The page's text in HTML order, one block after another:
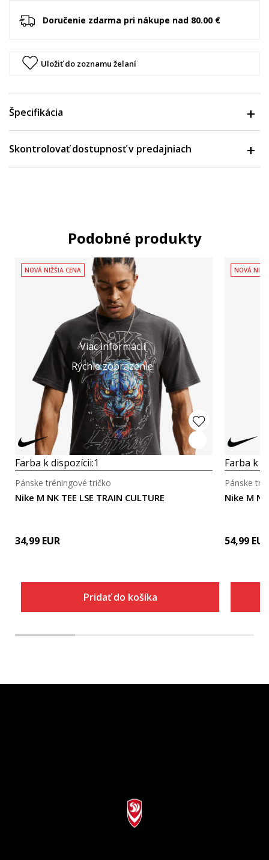
Doručenie zdarma pri nákupe nad 80.00 €
Uložiť do zoznamu želaní
Špecifikácia
Skontrolovať dostupnosť v predajniach
Podobné produkty
Viac informácií
Rýchle zobrazenie
NOVÁ NIŽŠIA CENA
Farba k dispozícii:1
Nike M NK TEE LSE TRAIN CULTURE
Pánske tréningové tričko
34,99 EUR
Pridať do košíka
NOVÁ
Farba k
Nike M NK
Pánske
54,99 EUR